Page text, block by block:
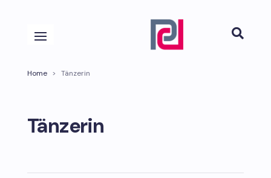

Home > Tänzerin
Tänzerin